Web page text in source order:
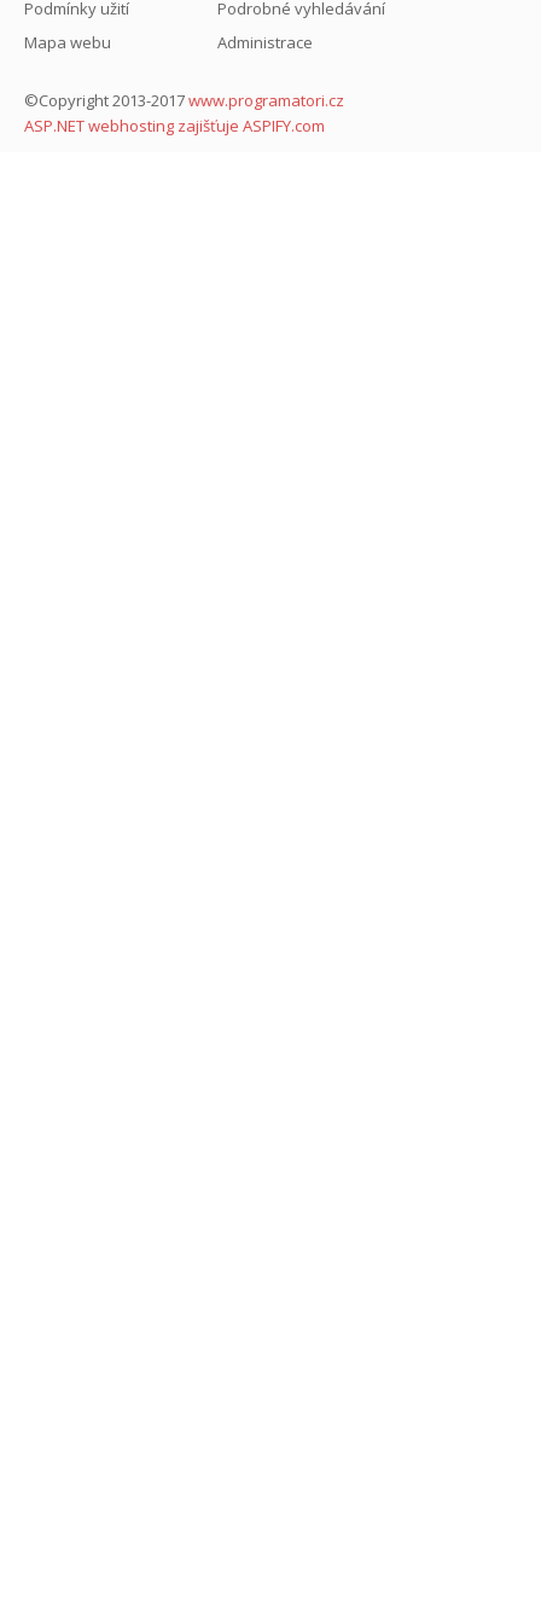
Podmínky užití
Mapa webu
©Copyright 2013-2017www.programatori.cz
ASP.NET webhosting zajišťuje ASPIFY.com
Podrobné vyhledávání
Administrace